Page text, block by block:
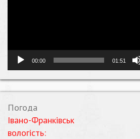
00:00 01:51
Погода
Івано-Франківськ
вологість: